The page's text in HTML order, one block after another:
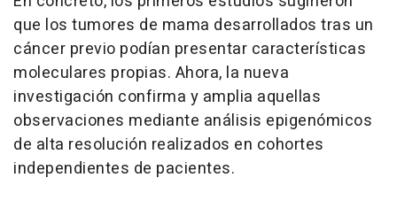
que los tumores de mama desarrollados tras un
cáncer previo podían presentar características
moleculares propias. Ahora, la nueva
investigación confirma y amplia aquellas
observaciones mediante análisis epigenómicos
de alta resolución realizados en cohortes
independientes de pacientes.